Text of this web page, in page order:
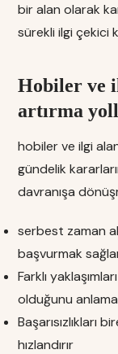
bir alan olarak
sürekli ilgi çekici
Hobiler ve
artırma
hobiler ve ilgi
gündelik
davranışa
serbest zaman
başvurmak
Farklı
olduğunu
Başarısızlıkları
hızlandırır